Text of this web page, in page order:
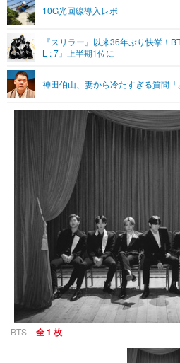
音楽
ペット
その他
リリース一覧
プッシュ通知の停止方法
10G光回線導入レポ
『スリラー』以来36年ぶり快挙！
L : 7』上半期1位に
神田伯山、妻から冷たすぎる質問「
BTS 全 1 枚